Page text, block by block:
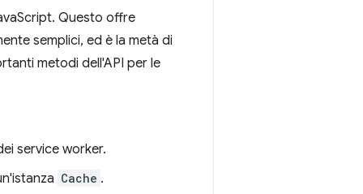
Questo offre
semplici, ed è la metà di
metodi dell'API per le
service worker.
Cache .